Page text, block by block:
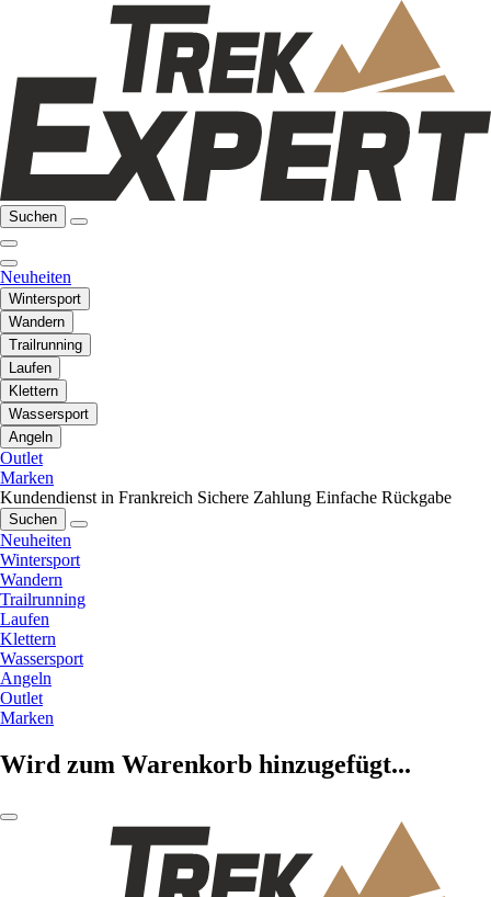
Suchen
Neuheiten
Wintersport
Wandern
Trailrunning
Laufen
Klettern
Wassersport
Angeln
Outlet
Marken
Kundendienst in Frankreich Sichere Zahlung Einfache Rückgabe
Suchen
Neuheiten
Wintersport
Wandern
Trailrunning
Laufen
Klettern
Wassersport
Angeln
Outlet
Marken
Wird zum Warenkorb hinzugefügt...